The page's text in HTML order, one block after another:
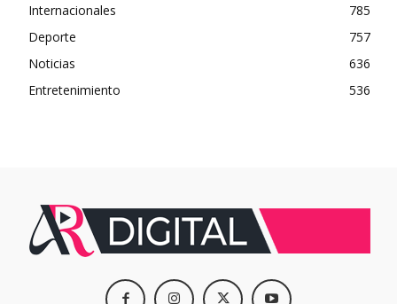
Internacionales
785
Deporte
757
Noticias
636
Entretenimiento
536